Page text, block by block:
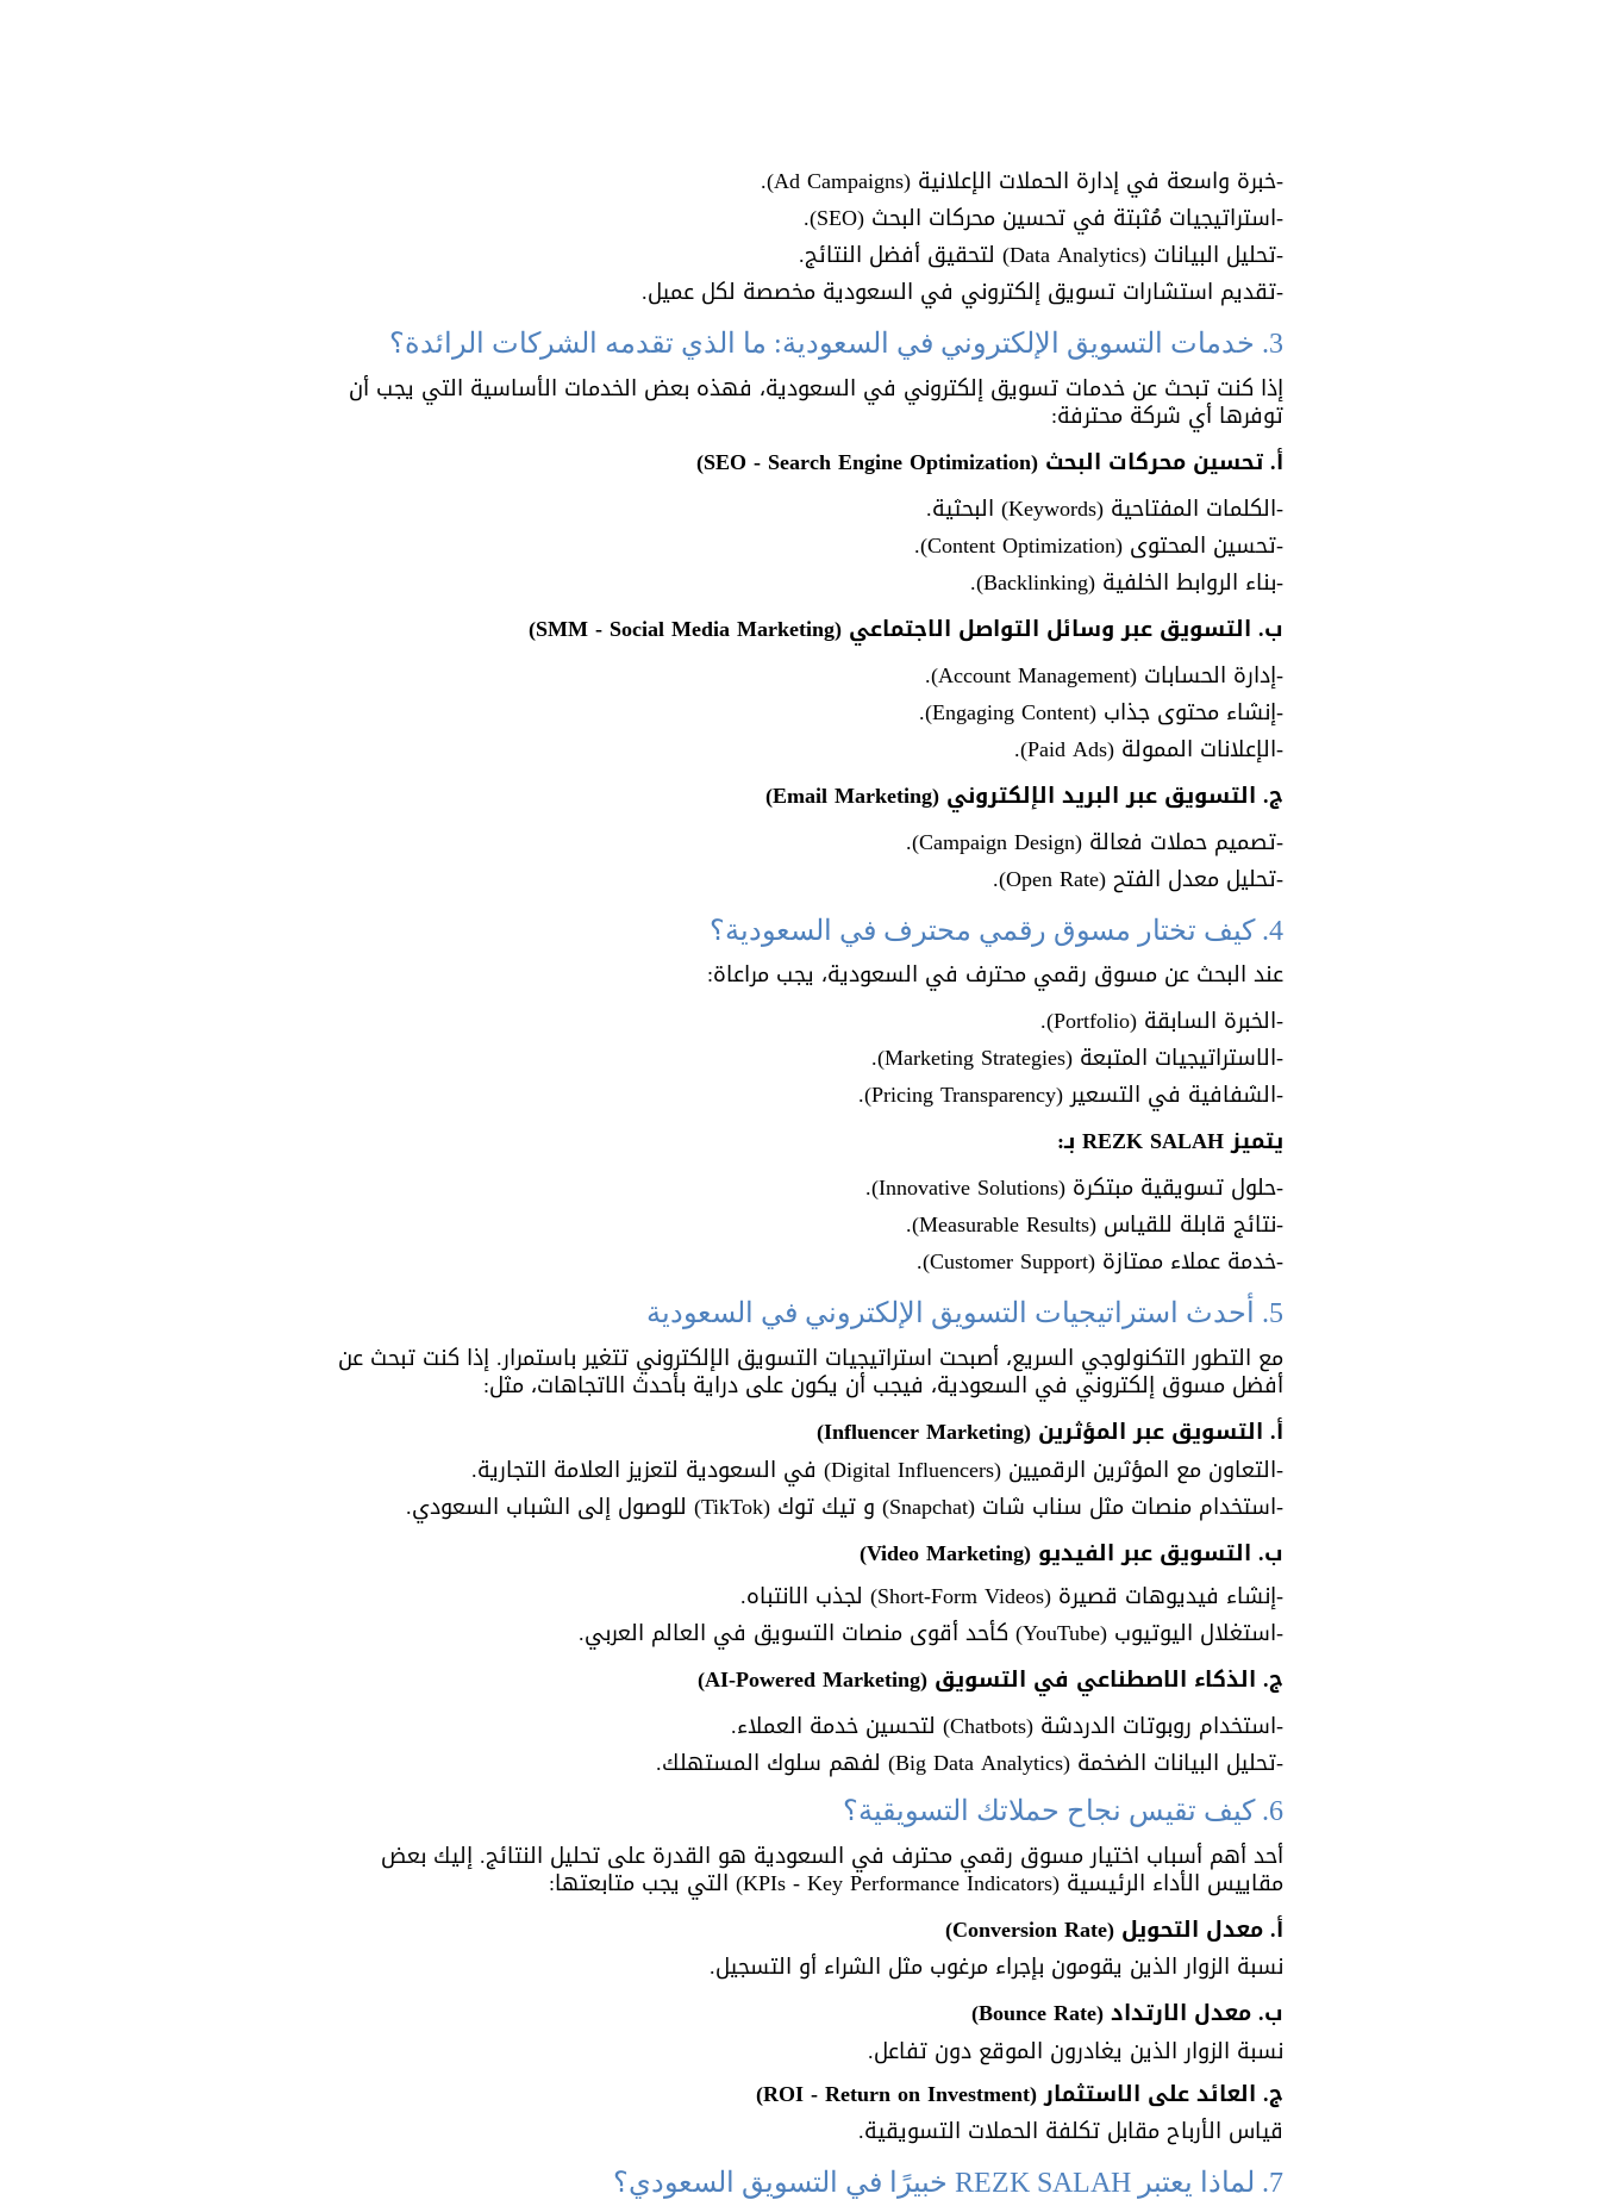
-خبرة واسعة في إدارة الحملات الإعلانية (Ad Campaigns).
-استراتيجيات مُثبتة في تحسين محركات البحث (SEO).
-تحليل البيانات (Data Analytics) لتحقيق أفضل النتائج.
-تقديم استشارات تسويق إلكتروني في السعودية مخصصة لكل عميل.
3. خدمات التسويق الإلكتروني في السعودية: ما الذي تقدمه الشركات الرائدة؟
إذا كنت تبحث عن خدمات تسويق إلكتروني في السعودية، فهذه بعض الخدمات الأساسية التي يجب أن
توفرها أي شركة محترفة:
أ. تحسين محركات البحث (SEO - Search Engine Optimization)
-الكلمات المفتاحية (Keywords) البحثية.
-تحسين المحتوى (Content Optimization).
-بناء الروابط الخلفية (Backlinking).
ب. التسويق عبر وسائل التواصل الاجتماعي (SMM - Social Media Marketing)
-إدارة الحسابات (Account Management).
-إنشاء محتوى جذاب (Engaging Content).
-الإعلانات الممولة (Paid Ads).
ج. التسويق عبر البريد الإلكتروني (Email Marketing)
-تصميم حملات فعالة (Campaign Design).
-تحليل معدل الفتح (Open Rate).
4. كيف تختار مسوق رقمي محترف في السعودية؟
عند البحث عن مسوق رقمي محترف في السعودية، يجب مراعاة:
-الخبرة السابقة (Portfolio).
-الاستراتيجيات المتبعة (Marketing Strategies).
-الشفافية في التسعير (Pricing Transparency).
يتميز REZK SALAH بـ:
-حلول تسويقية مبتكرة (Innovative Solutions).
-نتائج قابلة للقياس (Measurable Results).
-خدمة عملاء ممتازة (Customer Support).
5. أحدث استراتيجيات التسويق الإلكتروني في السعودية
مع التطور التكنولوجي السريع، أصبحت استراتيجيات التسويق الإلكتروني تتغير باستمرار. إذا كنت تبحث عن
أفضل مسوق إلكتروني في السعودية، فيجب أن يكون على دراية بأحدث الاتجاهات، مثل:
أ. التسويق عبر المؤثرين (Influencer Marketing)
-التعاون مع المؤثرين الرقميين (Digital Influencers) في السعودية لتعزيز العلامة التجارية.
-استخدام منصات مثل سناب شات (Snapchat) و تيك توك (TikTok) للوصول إلى الشباب السعودي.
ب. التسويق عبر الفيديو (Video Marketing)
-إنشاء فيديوهات قصيرة (Short-Form Videos) لجذب الانتباه.
-استغلال اليوتيوب (YouTube) كأحد أقوى منصات التسويق في العالم العربي.
ج. الذكاء الاصطناعي في التسويق (AI-Powered Marketing)
-استخدام روبوتات الدردشة (Chatbots) لتحسين خدمة العملاء.
-تحليل البيانات الضخمة (Big Data Analytics) لفهم سلوك المستهلك.
6. كيف تقيس نجاح حملاتك التسويقية؟
أحد أهم أسباب اختيار مسوق رقمي محترف في السعودية هو القدرة على تحليل النتائج. إليك بعض
مقاييس الأداء الرئيسية (KPIs - Key Performance Indicators) التي يجب متابعتها:
أ. معدل التحويل (Conversion Rate)
نسبة الزوار الذين يقومون بإجراء مرغوب مثل الشراء أو التسجيل.
ب. معدل الارتداد (Bounce Rate)
نسبة الزوار الذين يغادرون الموقع دون تفاعل.
ج. العائد على الاستثمار (ROI - Return on Investment)
قياس الأرباح مقابل تكلفة الحملات التسويقية.
7. لماذا يعتبر REZK SALAH خبيرًا في التسويق السعودي؟